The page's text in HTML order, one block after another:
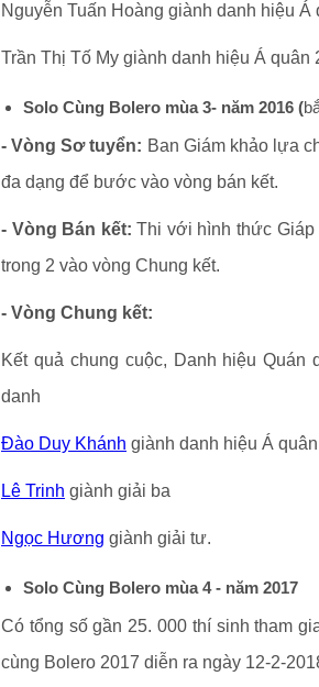
Nguyễn Tuấn Hoàng giành danh hiệu Á
Trần Thị Tố My giành danh hiệu Á quân
Solo Cùng Bolero mùa 3- năm 2016 (
- Vòng Sơ tuyển: Ban Giám khảo lựa
đa dạng để bước vào vòng bán kết.
- Vòng Bán kết:Thi với hình thức Giáp
trong 2 vào vòng Chung kết.
- Vòng Chung kết:
Kết quả chung cuộc, Danh hiệu
danh
Đào Duy Khánh giành danh hiệu Á quân
Lê Trinh giành giải ba
Ngọc Hương giành giải tư.
Solo Cùng Bolero mùa 4 - năm 2017
Có tổng số gần 25. 000 thí sinh tham
cùng Bolero 2017 diễn ra ngày 12-2-